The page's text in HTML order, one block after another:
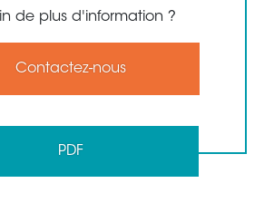
de plus d'information ?
Contactez-nous
PDF